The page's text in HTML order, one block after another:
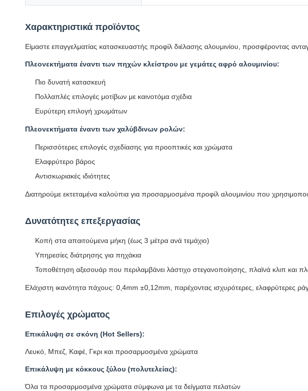
Χαρακτηριστικά προϊόντος
Είμαστε επαγγελματίας κατασκευαστής προφίλ διέλασης αλουμινίου, προσφέροντας
Πλεονεκτήματα έναντι των πηχών κλείστρου με γεμάτες αφρό αλουμινίου:
Πιο δυνατή κατασκευή
Πολλαπλές επιλογές μοτίβων με καινοτόμα σχέδια
Ευρύτερη επιλογή χρωμάτων
Πλεονεκτήματα έναντι των χαλύβδινων ρολών:
Περισσότερες επιλογές σχεδίασης για προοπτικές και χρώματα
Ελαφρύτερο βάρος
Αντισκωριακές ιδιότητες
Διατηρούμε εκτεταμένα καλούπια για προσαρμοσμένα προφίλ αλουμινίου που
Δυνατότητες επεξεργασίας
Κοπή στα απαιτούμενα μήκη (έως 3 μέτρα ανά τεμάχιο)
Υπηρεσίες διάτρησης για πηχάκια
Τοποθέτηση αξεσουάρ που περιλαμβάνει λάστιχο στεγανοποίησης, πλαϊνά κλιπ και
Ελάχιστη ικανότητα πάχους: 0,4mm ±0,12mm, παρέχοντας ισχυρότερες, ελαφρύτερες
Επιλογές χρώματος
Επικάλυψη σε σκόνη (Hot Sellers):
Λευκό, Μπεζ, Καφέ, Γκρι και προσαρμοσμένα χρώματα
Επικάλυψη με κόκκους ξύλου (πολυτελείας):
Όλα τα προσαρμοσμένα χρώματα σύμφωνα με τα δείγματα πελατών